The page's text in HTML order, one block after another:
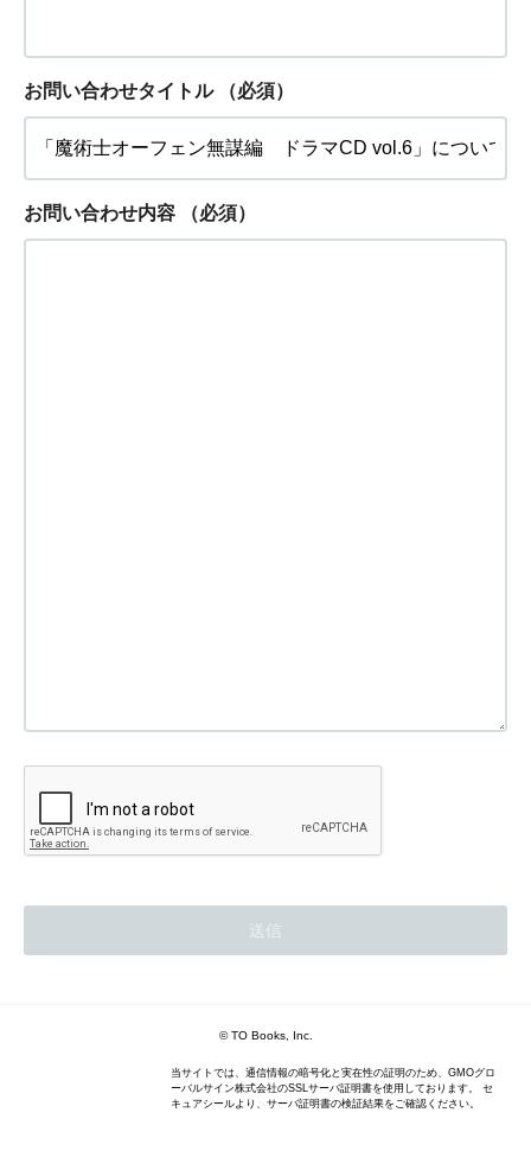
お問い合わせタイトル （必須）
お問い合わせ内容 （必須）
© TO Books, Inc.
当サイトでは、通信情報の暗号化と実在性の証明のため、GMOグロ
ーバルサイン株式会社のSSLサーバ証明書を使用しております。 セ
キュアシールより、サーバ証明書の検証結果をご確認ください。